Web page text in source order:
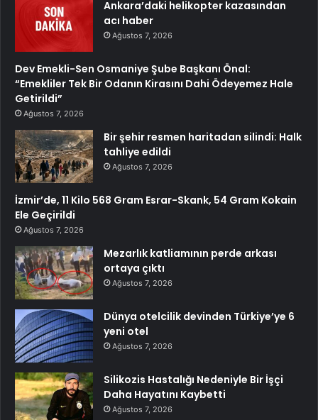
Ankara’daki helikopter kazasından
acı haber
Ağustos 7, 2026
Dev Emekli-Sen Osmaniye Şube Başkanı Önal:
“Emekliler Tek Bir Odanın Kirasını Dahi Ödeyemez Hale
Getirildi”
Ağustos 7, 2026
Bir şehir resmen haritadan silindi: Halk
tahliye edildi
Ağustos 7, 2026
İzmir’de, 11 Kilo 568 Gram Esrar-Skank, 54 Gram Kokain
Ele Geçirildi
Ağustos 7, 2026
Mezarlık katliamının perde arkası
ortaya çıktı
Ağustos 7, 2026
Dünya otelcilik devinden Türkiye’ye 6
yeni otel
Ağustos 7, 2026
Silikozis Hastalığı Nedeniyle Bir İşçi
Daha Hayatını Kaybetti
Ağustos 7, 2026